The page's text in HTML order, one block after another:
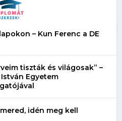
– Kun Ferenc a DE
tiszták és világosak” –
Egyetem
idén meg kell